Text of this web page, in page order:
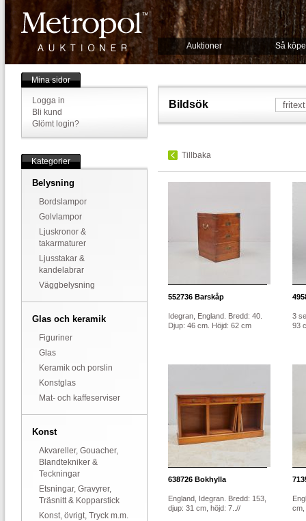
Auktioner Så
Mina sidor
Logga in
Bli kund
Glömt login?
Kategorier
Belysning
Bordslampor
Golvlampor
Ljuskronor &
takarmaturer
Ljusstakar &
kandelabrar
Väggbelysning
Glas och keramik
Figuriner
Glas
Keramik och porslin
Konstglas
Mat- och kaffeserviser
Konst
Akvareller, Gouacher,
Blandtekniker &
Teckningar
Etsningar, Gravyrer,
Träsnitt & Kopparstick
Konst, övrigt, Tryck m.m.
Bildsök
Tillbaka
552736 Barskåp
Idegran, England. Bredd: 40.
Djup: 46 cm. Höjd: 62 cm
3
93
638726 Bokhylla
England, Idegran. Bredd: 153,
djup: 31 cm, höjd: 7..//
cm,